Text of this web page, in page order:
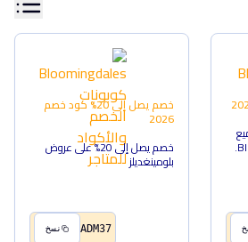
خصم يصل إلى 20% كود خصم
2026
خصم يصل إلى 20% على عروض
بلومينغديلز
ADM37 نسخ